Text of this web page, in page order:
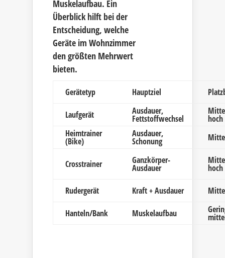
Muskelaufbau. Ein
Überblick hilft bei der
Entscheidung, welche
Geräte im Wohnzimmer
den größten Mehrwert
bieten.
Gerätetyp Hauptziel
Laufgerät Ausdauer,
Fettstoffwechsel
hoch
Heimtrainer
(Bike)
Ausdauer,
Schonung
Crosstrainer Ganzkörper-
Ausdauer hoch
Rudergerät Kraft + Ausdauer
Hanteln/Bank Muskelaufbau